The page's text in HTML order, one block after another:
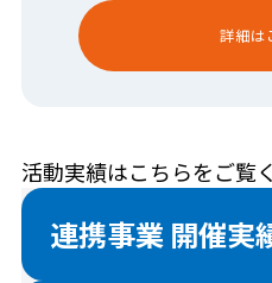
詳細は
活動実績はこちらをご覧
連携事業 開催実